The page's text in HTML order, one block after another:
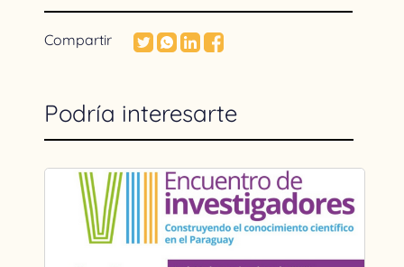
Compartir
Podría interesarte